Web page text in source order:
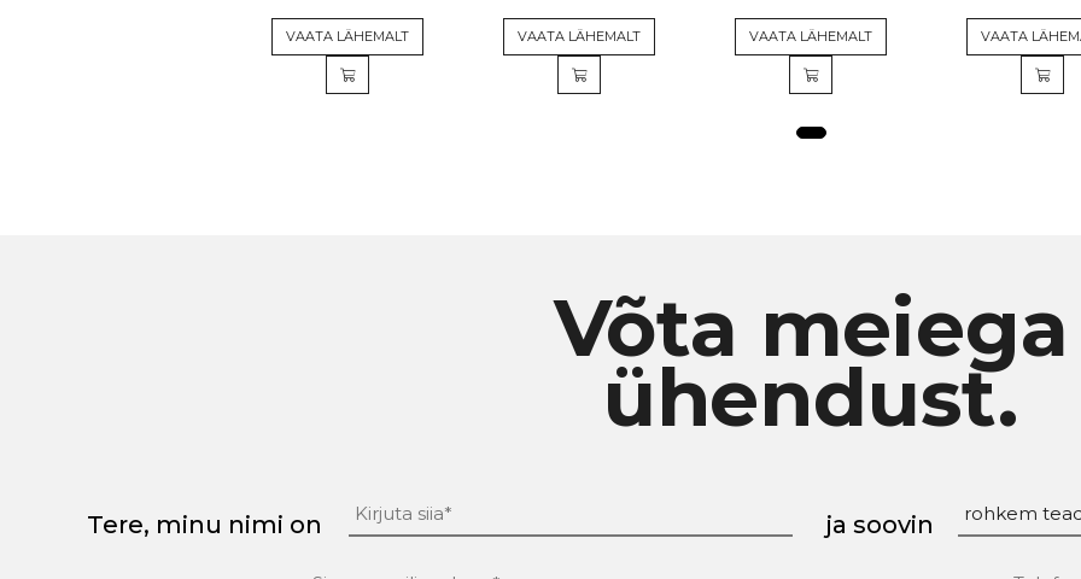
VAATA LÄHEMALT VAATA LÄHEMALT VAATA LÄHEMALT VAATA
Võta meiega
ühendust.
Tere, minu nimi on ja soovin